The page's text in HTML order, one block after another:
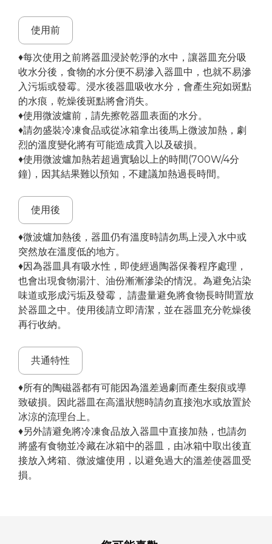
使用前
♦每次使用之前將器皿浸於乾淨的水中，讓器皿充分吸
收水分後，食物的水分便不易滲入器皿中，也就不易滲
入污垢或發霉。浸水後器皿吸收水分，會產生宛如斑點
的水痕，乾燥後斑點將會消失。
♦使用微波爐前，請先擦乾器皿表面的水分。
♦請勿盛裝冷凍食品或從冰箱拿出後馬上微波加熱，劇
烈的溫度變化將有可能造成貫入以及破損。
♦使用微波爐加熱若超過實驗以上的時間(700W/4分
鐘)，因其結果難以預知，不建議加熱過長時間。
使用後
♦微波爐加熱後，器皿仍有溫度時請勿馬上浸入水中或
突然放在溫度低的地方。
♦因為器皿具有吸水性，即使經過陶器保養程序處理，
也會出現食物湯汁、油份漸漸滲染的情況。為避免沾染
味道或形成污垢及發霉， 請盡量避免將食物長時間置放
於器皿之中。使用後請立即清潔，並在器皿充分乾燥後
再行收納。
共通特性
♦所有的陶磁器都有可能因為溫差過劇而產生裂痕或導
致破損。因此器皿在高溫狀態時請勿直接泡水或放置於
冰涼的流理台上。
♦另外請避免將冷凍食品放入器皿中直接加熱，也請勿
將盛有食物並冷藏在冰箱中的器皿，由冰箱中取出後直
接放入烤箱、微波爐使用，以避免過大的溫差使器皿受
損。